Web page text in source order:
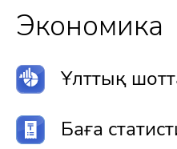
Экономика
Ұлттық
Баға